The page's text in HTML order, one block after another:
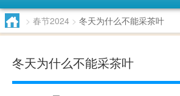
> 春节2024 > 冬天为什么不能采茶叶
冬天为什么不能采茶叶